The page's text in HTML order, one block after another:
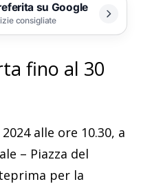
su Google
consigliate
fino al 30
alle ore 10.30, a
– Piazza del
per la